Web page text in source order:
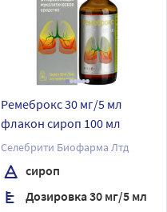
Ремеброкс 30 мг/5 мл
флакон сироп 100 мл
Селебрити Биофарма Лтд
сироп
Дозировка 30 мг/5 мл